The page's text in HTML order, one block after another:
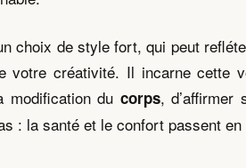
choix de style fort, qui peut
votre créativité. Il incarne cette
modification du corps, d’affirmer
: la santé et le confort passent